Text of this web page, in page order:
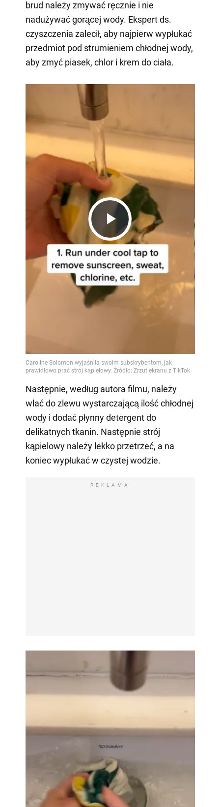
brud należy zmywać ręcznie i nie
nadużywać gorącej wody. Ekspert ds.
czyszczenia zalecił, aby najpierw wypłukać
przedmiot pod strumieniem chłodnej wody,
aby zmyć piasek, chlor i krem do ciała.
Play
Video
Następnie, według autora filmu, należy
wlać do zlewu wystarczającą ilość chłodnej
wody i dodać płynny detergent do
delikatnych tkanin. Następnie strój
kąpielowy należy lekko przetrzeć, a na
koniec wypłukać w czystej wodzie.
REKLAMA